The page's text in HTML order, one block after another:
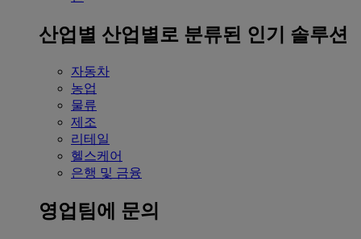
산업별 산업별로 분류된 인기 솔루션
자동차
농업
물류
제조
리테일
헬스케어
은행 및 금융
영업팀에 문의